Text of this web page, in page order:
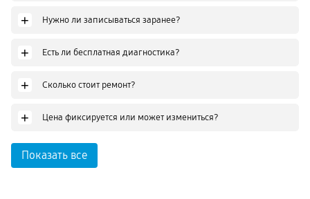
+ Нужно ли записываться заранее?
+ Есть ли бесплатная диагностика?
+ Сколько стоит ремонт?
+ Цена фиксируется или может измениться?
Показать все